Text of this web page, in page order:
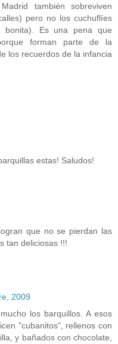
también sobreviven
pero no los cuchuflíes
bonita). Es una pena que
forman parte de la
los recuerdos de la infancia
estas! Saludos!
que no se pierdan las
tan deliciosas !!!
2009
los barquillos. A esos
"cubanitos", rellenos con
y bañados con chocolate,